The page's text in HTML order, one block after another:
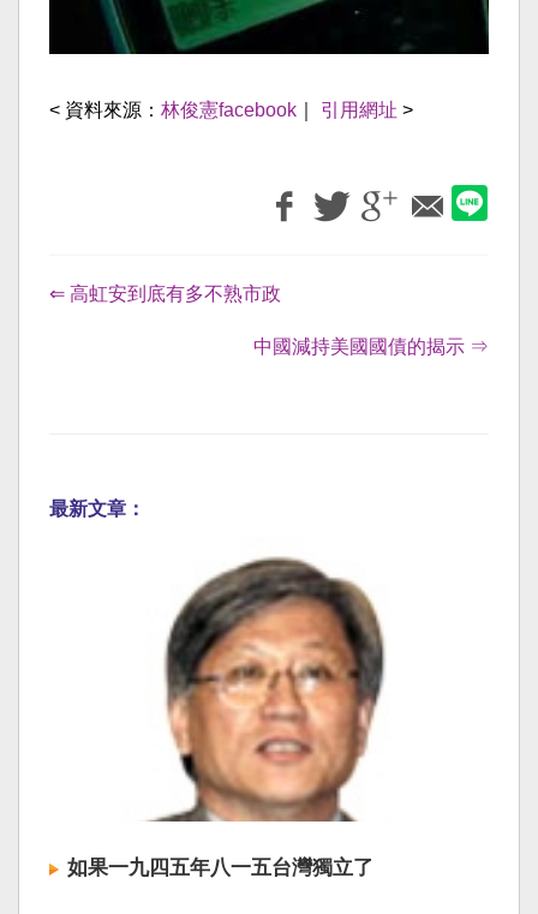
< 資料來源： 林俊憲facebook 引用網址 >
⇐ 高虹安到底有多不熟市政
中國減持美國國債的揭示 ⇒
最新文章：
如果一九四五年八一五台灣獨立了